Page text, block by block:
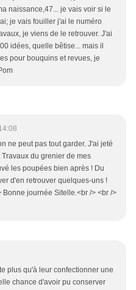
naissance,47... je vais voir si le
je vais fouiller j'ai le numéro
je viens de le retrouver. J'ai
idées, quelle bêtise... mais il
pour bouquins et revues, je
ne peut pas tout garder. J'ai jeté
du grenier de mes
les poupées bien après ! Du
d'en retrouver quelques-uns !
Bonne journée Sitelle.<br /> <br />
plus qu'à leur confectionner une
chance d'avoir pu conserver